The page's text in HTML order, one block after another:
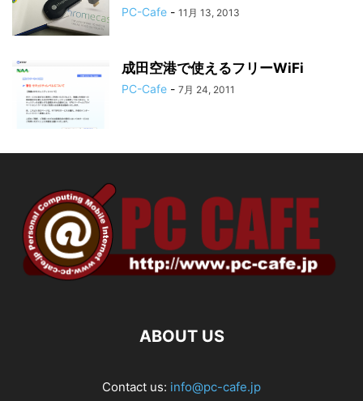
PC-Cafe - 11月 13, 2013
成田空港で使えるフリーWiFi
PC-Cafe - 7月 24, 2011
ABOUT US
Contact us: info@pc-cafe.jp